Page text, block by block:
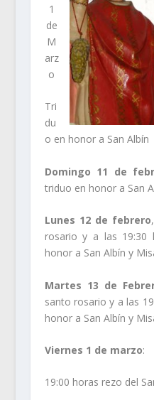
1
de
M
arz
o
Tri
du
o en honor a San Albín
Domingo 11 de
triduo en honor a San
Lunes 12 de febrero
rosario y a las 19:30
honor a San Albín y
Martes 13 de
santo rosario y a las
honor a San Albín y
Viernes 1 de marzo:
19:00 horas rezo del